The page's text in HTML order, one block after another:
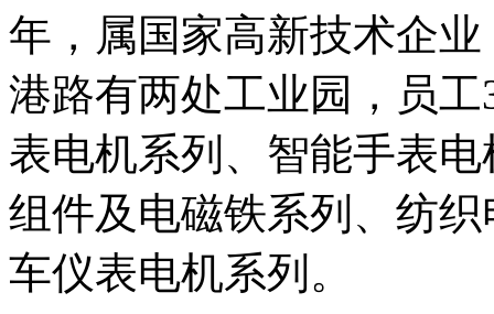
年，属国家高新技术企
港路有两处工业园，员
表电机系列、智能手表
组件及电磁铁系列、纺
车仪表电机系列。